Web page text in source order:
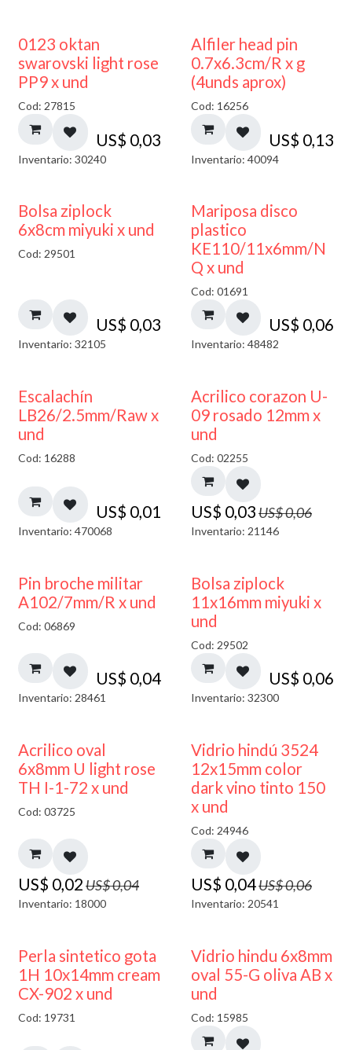
0123 oktan
swarovski light rose
PP9 x und
Cod: 27815
US$ 0,03
Inventario: 30240
Alfiler head pin
0.7x6.3cm/R x g
(4unds aprox)
Cod: 16256
US$ 0,13
Inventario: 40094
¡NUEVO!
Bolsa ziplock
6x8cm miyuki x und
Cod: 29501
US$ 0,03
Inventario: 32105
Mariposa disco
plastico
KE110/11x6mm/N
Q x und
Cod: 01691
US$ 0,06
Inventario: 48482
Escalachín
LB26/2.5mm/Raw x
und
Cod: 16288
US$ 0,01
Inventario: 470068
50% DESCUENTO
Acrilico corazon U-
09 rosado 12mm x
und
Cod: 02255
US$ 0,03US$0,06
Inventario: 21146
Pin broche militar
A102/7mm/R x und
Cod: 06869
US$ 0,04
Inventario: 28461
¡NUEVO!
Bolsa ziplock
11x16mm miyuki x
und
Cod: 29502
US$ 0,06
Inventario: 32300
50% DESCUENTO
Acrilico oval
6x8mm U light rose
TH I-1-72 x und
Cod: 03725
US$ 0,02US$0,04
Inventario: 18000
40% DESCUENTO
Vidrio hindú 3524
12x15mm color
dark vino tinto 150
x und
Cod: 24946
US$ 0,04US$0,06
Inventario: 20541
Perla sintetico gota
1H 10x14mm cream
CX-902 x und
Cod: 19731 50% DESCUENTO
Vidrio hindu 6x8mm
oval 55-G oliva AB x
und
Cod: 15985